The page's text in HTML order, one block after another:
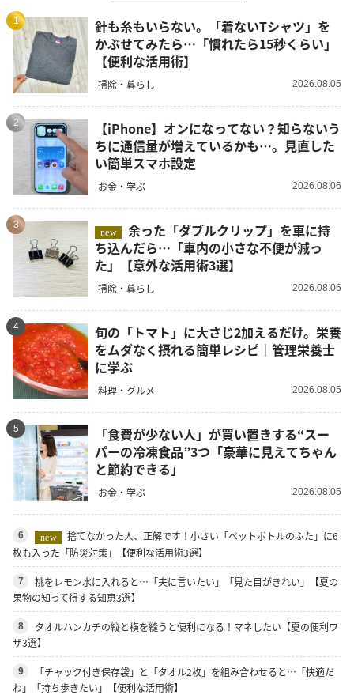
1
針も糸もいらない。「着ないTシャツ」を
かぶせてみたら…「慣れたら15秒くらい」
【便利な活用術】
掃除・暮らし 2026.08.05
2
【iPhone】オンになってない？知らないう
ちに通信量が増えているかも…。見直した
い簡単スマホ設定
お金・学ぶ 2026.08.06
3
new
余った「ダブルクリップ」を車に持
ち込んだら…「車内の小さな不便が減っ
た」【意外な活用術3選】
掃除・暮らし 2026.08.06
4
旬の「トマト」に大さじ2加えるだけ。栄養
をムダなく摂れる簡単レシピ｜管理栄養士
に学ぶ
料理・グルメ 2026.08.05
5
「食費が少ない人」が買い置きする“スー
パーの冷凍食品”3つ「豪華に見えてちゃん
と節約できる」
お金・学ぶ 2026.08.05
6 new
捨てなかった人、正解です！小さい「ペットボトルのふた」に6
枚も入った「防災対策」【便利な活用術3選】
7
桃をレモン水に入れると…「夫に言いたい」「見た目がきれい」【夏の
果物の知って得する知恵3選】
8
タオルハンカチの縦と横を縫うと便利になる！マネしたい【夏の便利ワ
ザ3選】
9
「チャック付き保存袋」と「タオル2枚」を組み合わせると…「快適だ
わ」「持ち歩きたい」【便利な活用術】